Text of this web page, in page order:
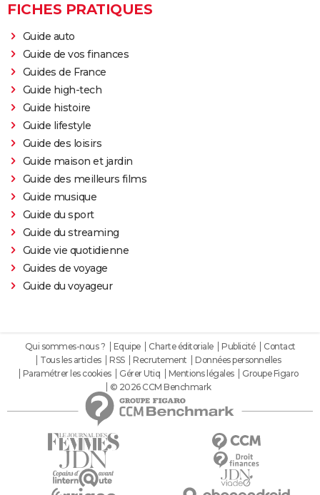
FICHES PRATIQUES
Guide auto
Guide de vos finances
Guides de France
Guide high-tech
Guide histoire
Guide lifestyle
Guide des loisirs
Guide maison et jardin
Guide des meilleurs films
Guide musique
Guide du sport
Guide du streaming
Guide vie quotidienne
Guides de voyage
Guide du voyageur
Qui sommes-nous ? Equipe Charte éditoriale Publicité
Contact
Tous les articles
RSS Recrutement
Données personnelles
Paramétrer les cookies
Gérer Utiq Mentions légales
Groupe Figaro
© 2026 CCM Benchmark